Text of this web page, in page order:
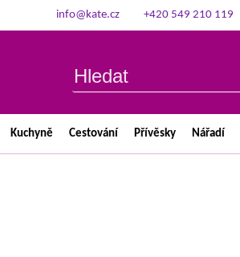
info@kate.cz +420 549 210 119
Kuchyně Cestování Přívěsky Nářadí